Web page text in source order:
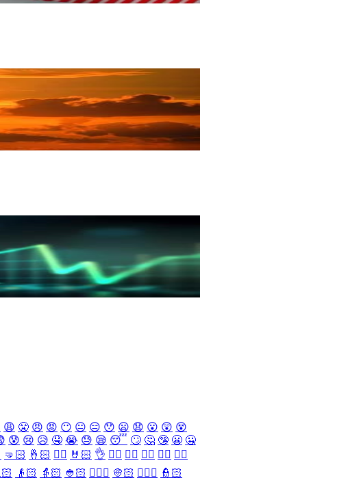
😩 😤 😠 😡 😶 😐 😑 😯 😦 😧 😮 😲 😵
😰 😢 😥 🤤 😭 😓 😪 😴 🙄 🤔 🤥 😬 🤐
🤜🏻 🤞🏻 ✌🏻 🤘🏻 👌 👈🏻 👉🏻 👆🏻 👇🏻 ☝🏻
👴🏻 👵🏻 👲🏻 👳🏻‍♀️ 👳🏻 👮🏻‍♀️ 👮🏻